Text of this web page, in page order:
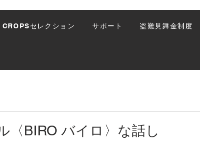
CROPSセレクション サポート 盗難見舞金制度
〈BIRO バイロ〉な話し